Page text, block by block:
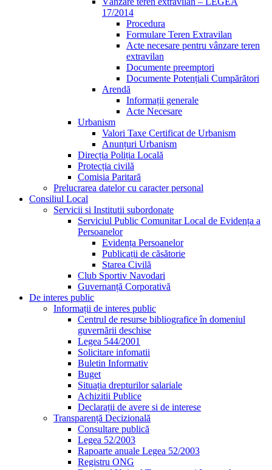
17/2014
Procedura
Formulare Teren Extravilan
Acte necesare pentru vânzare teren
extravilan
Documente preemptori
Documente Potențiali Cumpărători
Arendă
Informații generale
Acte Necesare
Urbanism
Valori Taxe Certificat de Urbanism
Anunțuri Urbanism
Direcția Poliția Locală
Protecția civilă
Comisia Paritară
Prelucrarea datelor cu caracter personal
Consiliul Local
Servicii si Institutii subordonate
Serviciul Public Comunitar Local de Evidența a
Persoanelor
Evidența Persoanelor
Publicații de căsătorie
Starea Civilă
Club Sportiv Navodari
Guvernanță Corporativă
De interes public
Informații de interes public
Centrul de resurse bibliografice în domeniul
guvernării deschise
Legea 544/2001
Solicitare infomatii
Buletin Informativ
Buget
Situația drepturilor salariale
Achizitii Publice
Declarații de avere si de interese
Transparență Decizională
Consultare publică
Legea 52/2003
Rapoarte anuale Legea 52/2003
Registru ONG